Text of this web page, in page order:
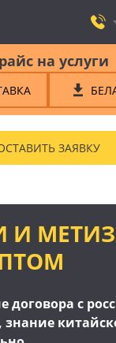
на услуги
ЗАЯВКУ
И
договора с